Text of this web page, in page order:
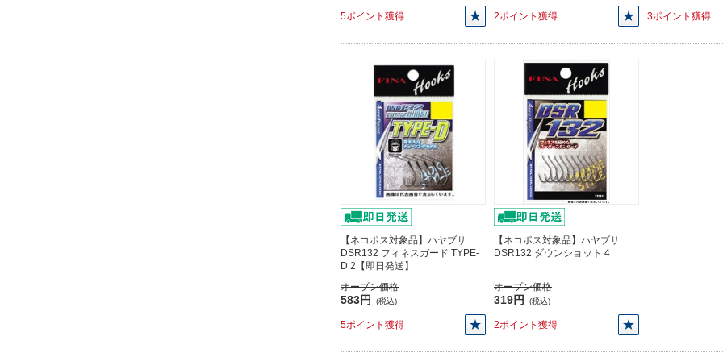
5ポイント獲得 2ポイント獲得 3ポイント獲得
【ネコポス対象品】ハヤブサ
DSR132 フィネスガード TYPE-
D 2【即日発送】
オープン価格
583円 (税込)
5ポイント獲得
【ネコポス対象品】ハヤブサ
DSR132 ダウンショット 4
オープン価格
319円 (税込)
2ポイント獲得